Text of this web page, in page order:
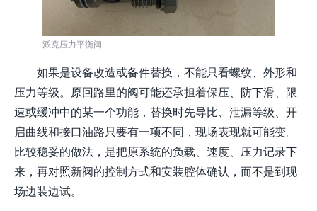
派克压力平衡阀
如果是设备改造或备件替换，不能只看螺纹、外形和
压力等级。原回路里的阀可能还承担着保压、防下滑、限
速或缓冲中的某一个功能，替换时先导比、泄漏等级、开
启曲线和接口油路只要有一项不同，现场表现就可能变。
比较稳妥的做法，是把原系统的负载、速度、压力记录下
来，再对照新阀的控制方式和安装腔体确认，而不是到现
场边装边试。